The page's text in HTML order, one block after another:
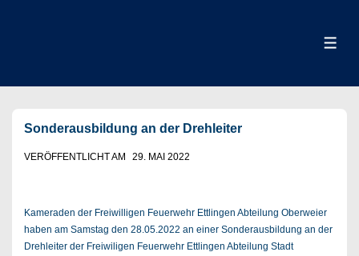
Sonderausbildung an der Drehleiter
VERÖFFENTLICHT AM 29. MAI 2022
Kameraden der Freiwilligen Feuerwehr Ettlingen Abteilung Oberweier
haben am Samstag den 28.05.2022 an einer Sonderausbildung an der
Drehleiter der Freiwiligen Feuerwehr Ettlingen Abteilung Stadt